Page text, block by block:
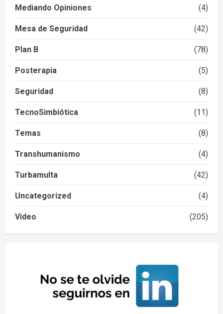
Mediando Opiniones (4)
Mesa de Seguridad (42)
Plan B (78)
Posterapia (5)
Seguridad (8)
TecnoSimbiótica (11)
Temas (8)
Transhumanismo (4)
Turbamulta (42)
Uncategorized (4)
Video (205)